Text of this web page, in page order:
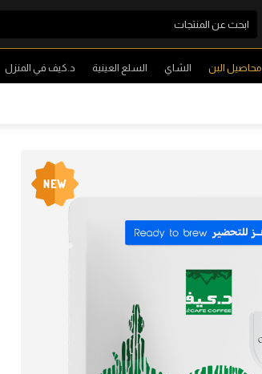
محاصيل البن الشاي السلع العينية د.كيف في المنزل